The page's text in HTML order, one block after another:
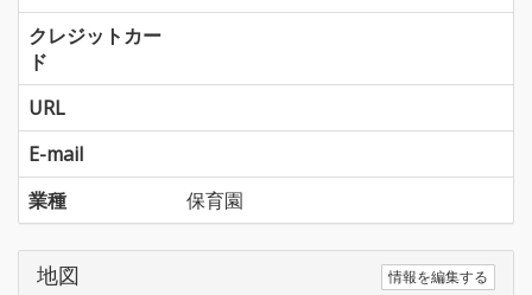
クレジットカー
ド
URL
E-mail
業種
保育園
地図 情報を編集する